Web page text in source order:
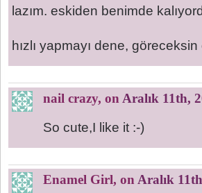
lazım. eskiden benimde
hızlı yapmayı dene,
nail crazy, on Aralık 11th,
So cute,I like it :-)
Enamel Girl, on Aralık